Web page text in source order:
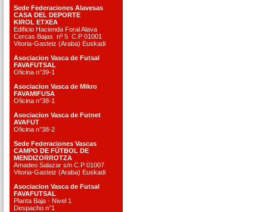
Sede Federaciones Alavesas
CASA DEL DEPORTE
KIROL ETXEA
Edificio Hacienda Foral Alava
Cercas Bajas nº 5 C.P 01001
Vitoria-Gasteiz (Araba) Euskadi
Asociacion Vasca de Futsal
FAVAFUTSAL
Oficina n°39-1
Asociacion Vasca de Mikro
FAVAMIFUSA
Oficina n°38-1
Asociacion Vasca de Futnet
AVAFUT
Oficina n°38-2
Sede Federaciones Vascas
CAMPO DE FÚTBOL DE
MENDIZORROTZA
Amadeo Salazar s/n C.P 01007
Vitoria-Gasteiz (Araba) Euskadi
Asociacion Vasca de Futsal
FAVAFUTSAL
Planta Baja - Nivel 1
Despacho n°1